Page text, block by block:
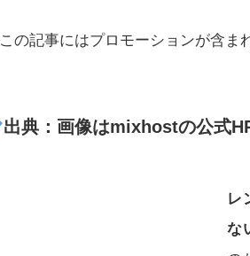
この記事にはプロモーションが含ま
出典：画像はmixhostの公式
レ
な